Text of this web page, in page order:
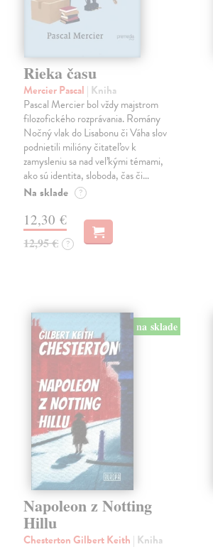
Rieka času
Mercier Pascal | Kniha
Pascal Mercier bol vždy majstrom
filozofického rozprávania. Romány
Nočný vlak do Lisabonu či Váha slov
podnietili milióny čitateľov k
zamysleniu sa nad veľkými témami,
ako sú identita, sloboda, čas či…
Na sklade ?
12,30 €
12,95 € ?
na sklade
Napoleon z Notting
Hillu
Chesterton Gilbert Keith | Kniha